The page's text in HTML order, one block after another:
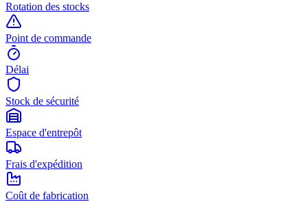
Rotation des stocks
Point de commande
Délai
Stock de sécurité
Espace d'entrepôt
Frais d'expédition
Coût de fabrication